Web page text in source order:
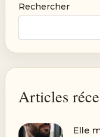
Rechercher
Articles
Elle